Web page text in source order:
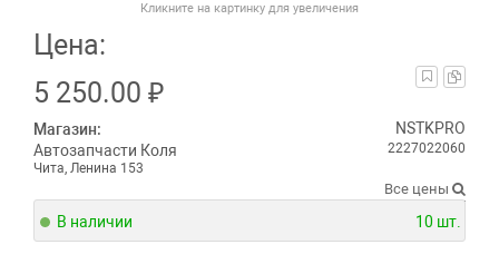
Кликните на картинку для увеличения
Цена:
5 250.00 ₽
Магазин:
Автозапчасти Коля
Чита, Ленина 153
NSTKPRO
2227022060
Все цены
В наличии 10 шт.